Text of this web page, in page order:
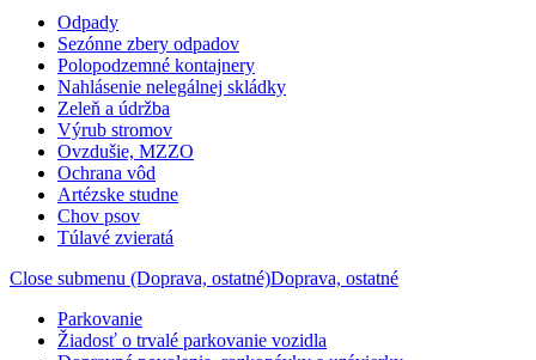
Odpady
Sezónne zbery odpadov
Polopodzemné kontajnery
Nahlásenie nelegálnej skládky
Zeleň a údržba
Výrub stromov
Ovzdušie, MZZO
Ochrana vôd
Artézske studne
Chov psov
Túlavé zvieratá
Close submenu (Doprava, ostatné)Doprava, ostatné
Parkovanie
Žiadosť o trvalé parkovanie vozidla